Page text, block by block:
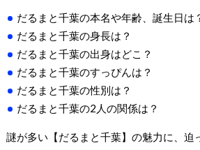
だるまと千葉の本名や年齢、誕生日は
だるまと千葉の身長は？
だるまと千葉の出身はどこ？
だるまと千葉のすっぴんは？
だるまと千葉の性別は？
だるまと千葉の2人の関係は？
謎が多い【だるまと千葉】の魅力に、迫